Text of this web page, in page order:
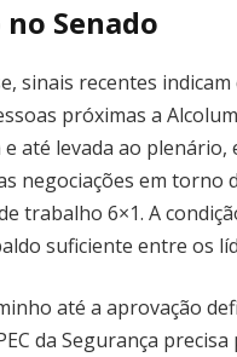
Senado
sinais recentes
próximas a
e até levada ao
negociações em
trabalho 6×1. A
suficiente entre os
até a aprovação
da Segurança